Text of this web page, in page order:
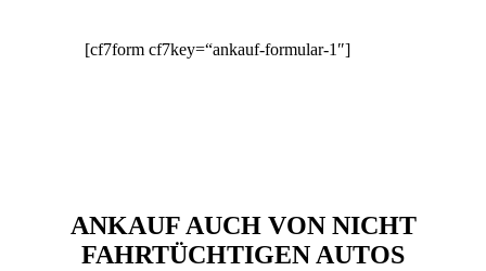
[cf7form cf7key=“ankauf-formular-1″]
ANKAUF AUCH VON NICHT
FAHRTÜCHTIGEN AUTOS